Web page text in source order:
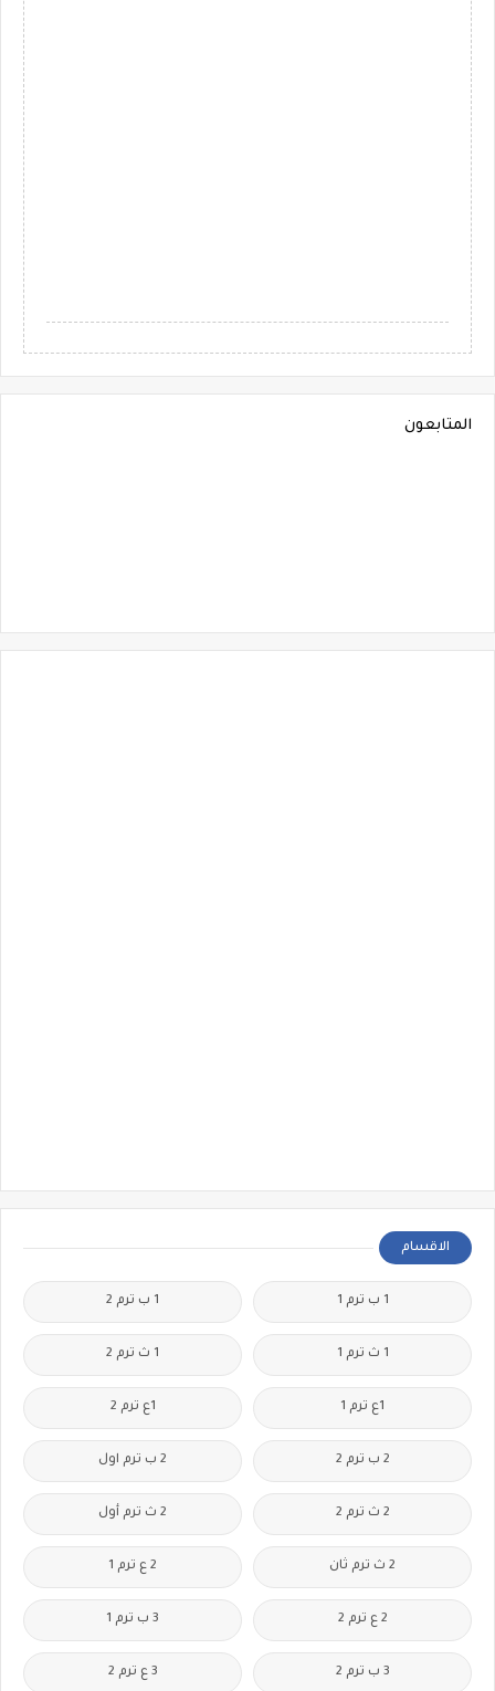
المتابعون
الاقسام
1 ب ترم 1 1 ب ترم 2
1 ث ترم 1 1 ث ترم 2
1ع ترم 1 1ع ترم 2
2 ب ترم 2 2 ب ترم اول
2 ث ترم 2 2 ث ترم أول
2 ث ترم ثان 2 ع ترم 1
2 ع ترم 2 3 ب ترم 1
3 ب ترم 2 3 ع ترم 2